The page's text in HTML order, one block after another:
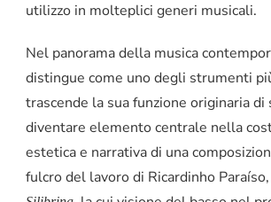
utilizzo in molteplici generi musicali.
Nel panorama della musica
distingue come uno degli strumenti
trascende la sua funzione originaria
diventare elemento centrale nella
estetica e narrativa di una
fulcro del lavoro di Ricardinho